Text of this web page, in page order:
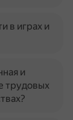
в играх и
и
трудовых